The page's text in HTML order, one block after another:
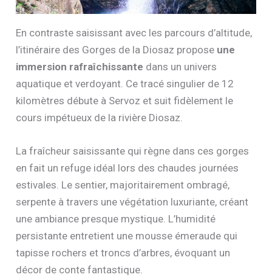
En contraste saisissant avec les parcours d’altitude,
l’itinéraire des Gorges de la Diosaz propose une
immersion rafraîchissante dans un univers
aquatique et verdoyant. Ce tracé singulier de 12
kilomètres débute à Servoz et suit fidèlement le
cours impétueux de la rivière Diosaz.
La fraîcheur saisissante qui règne dans ces gorges
en fait un refuge idéal lors des chaudes journées
estivales. Le sentier, majoritairement ombragé,
serpente à travers une végétation luxuriante, créant
une ambiance presque mystique. L’humidité
persistante entretient une mousse émeraude qui
tapisse rochers et troncs d’arbres, évoquant un
décor de conte fantastique.